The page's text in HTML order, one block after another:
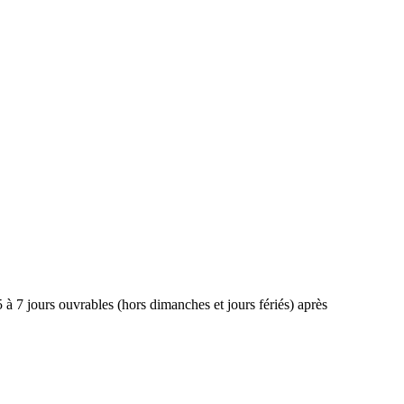
7 jours ouvrables (hors dimanches et jours fériés) après